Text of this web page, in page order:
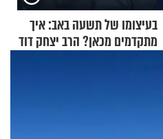
בעיצומו של תשעה באב: איך
מתקדמים מכאן? הרב יצחק דוד